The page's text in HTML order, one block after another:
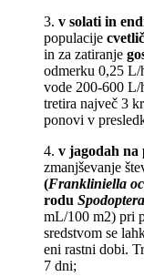
3. v solati in
populacije
in za zatiranje
odmerku 0,25
vode 200-600 L/
tretira največ 3
ponovi v
4. v jagodah na
zmanjševanje
(Frankliniella
rodu Spodoptera
mL/100 m2) pri
sredstvom se
eni rastni dobi.
7 dni;